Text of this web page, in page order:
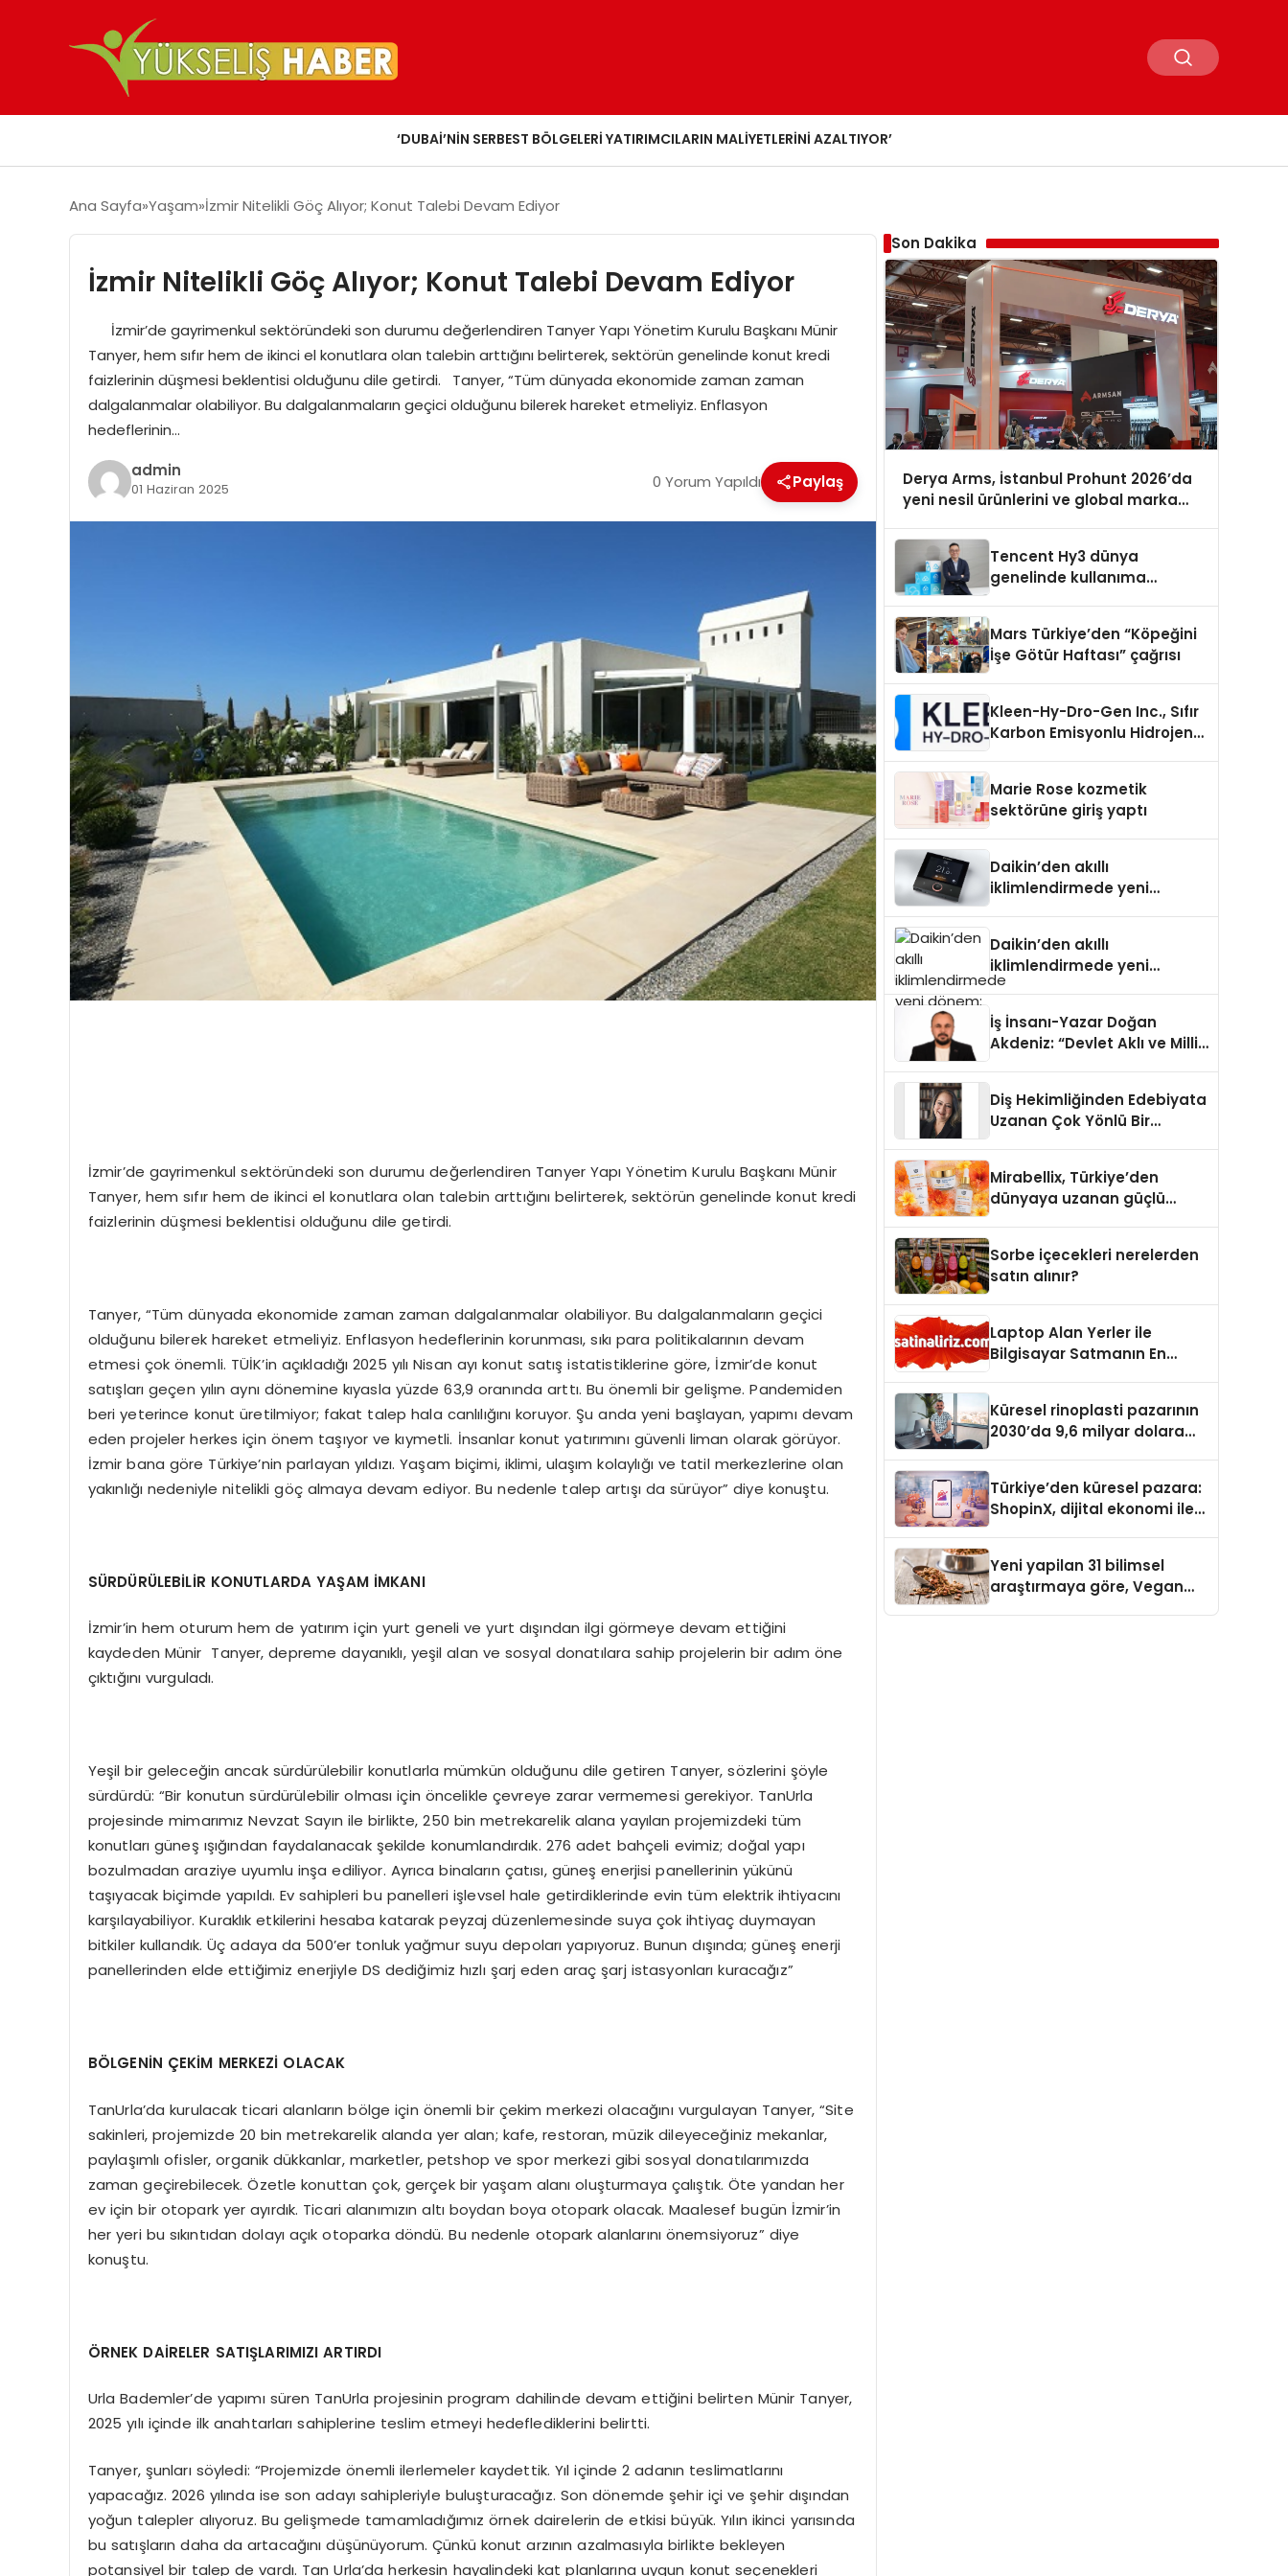
‘DUBAI’NIN SERBEST BÖLGELERI YATIRIMCILARIN MALIYETLERINI AZALTIYOR’
Ana Sayfa Yaşam İzmir Nitelikli Göç Alıyor; Konut Talebi Devam Ediyor
İzmir Nitelikli Göç Alıyor; Konut Talebi Devam Ediyor
İzmir’de gayrimenkul sektöründeki son durumu değerlendiren Tanyer Yapı Yönetim Kurulu Başkanı Münir
Tanyer, hem sıfır hem de ikinci el konutlara olan talebin arttığını belirterek, sektörün genelinde konut kredi
faizlerinin düşmesi beklentisi olduğunu dile getirdi. Tanyer, “Tüm dünyada ekonomide zaman zaman
dalgalanmalar olabiliyor. Bu dalgalanmaların geçici olduğunu bilerek hareket etmeliyiz. Enflasyon
hedeflerinin…
admin
01 Haziran 2025 0 Yorum Yapıldı Paylaş
İzmir’de gayrimenkul sektöründeki son durumu değerlendiren Tanyer Yapı Yönetim Kurulu Başkanı Münir
Tanyer, hem sıfır hem de ikinci el konutlara olan talebin arttığını belirterek, sektörün genelinde konut kredi
faizlerinin düşmesi beklentisi olduğunu dile getirdi.
Tanyer, “Tüm dünyada ekonomide zaman zaman dalgalanmalar olabiliyor. Bu dalgalanmaların geçici
olduğunu bilerek hareket etmeliyiz. Enflasyon hedeflerinin korunması, sıkı para politikalarının devam
etmesi çok önemli. TÜİK’in açıkladığı 2025 yılı Nisan ayı konut satış istatistiklerine göre, İzmir’de konut
satışları geçen yılın aynı dönemine kıyasla yüzde 63,9 oranında arttı. Bu önemli bir gelişme. Pandemiden
beri yeterince konut üretilmiyor; fakat talep hala canlılığını koruyor. Şu anda yeni başlayan, yapımı devam
eden projeler herkes için önem taşıyor ve kıymetli. İnsanlar konut yatırımını güvenli liman olarak görüyor.
İzmir bana göre Türkiye’nin parlayan yıldızı. Yaşam biçimi, iklimi, ulaşım kolaylığı ve tatil merkezlerine olan
yakınlığı nedeniyle nitelikli göç almaya devam ediyor. Bu nedenle talep artışı da sürüyor” diye konuştu.
SÜRDÜRÜLEBİLİR KONUTLARDA YAŞAM İMKANI
İzmir’in hem oturum hem de yatırım için yurt geneli ve yurt dışından ilgi görmeye devam ettiğini
kaydeden Münir Tanyer, depreme dayanıklı, yeşil alan ve sosyal donatılara sahip projelerin bir adım öne
çıktığını vurguladı.
Yeşil bir geleceğin ancak sürdürülebilir konutlarla mümkün olduğunu dile getiren Tanyer, sözlerini şöyle
sürdürdü: “Bir konutun sürdürülebilir olması için öncelikle çevreye zarar vermemesi gerekiyor. TanUrla
projesinde mimarımız Nevzat Sayın ile birlikte, 250 bin metrekarelik alana yayılan projemizdeki tüm
konutları güneş ışığından faydalanacak şekilde konumlandırdık. 276 adet bahçeli evimiz; doğal yapı
bozulmadan araziye uyumlu inşa ediliyor. Ayrıca binaların çatısı, güneş enerjisi panellerinin yükünü
taşıyacak biçimde yapıldı. Ev sahipleri bu panelleri işlevsel hale getirdiklerinde evin tüm elektrik ihtiyacını
karşılayabiliyor. Kuraklık etkilerini hesaba katarak peyzaj düzenlemesinde suya çok ihtiyaç duymayan
bitkiler kullandık. Üç adaya da 500’er tonluk yağmur suyu depoları yapıyoruz. Bunun dışında; güneş enerji
panellerinden elde ettiğimiz enerjiyle DS dediğimiz hızlı şarj eden araç şarj istasyonları kuracağız”
BÖLGENİN ÇEKİM MERKEZİ OLACAK
TanUrla’da kurulacak ticari alanların bölge için önemli bir çekim merkezi olacağını vurgulayan Tanyer, “Site
sakinleri, projemizde 20 bin metrekarelik alanda yer alan; kafe, restoran, müzik dileyeceğiniz mekanlar,
paylaşımlı ofisler, organik dükkanlar, marketler, petshop ve spor merkezi gibi sosyal donatılarımızda
zaman geçirebilecek. Özetle konuttan çok, gerçek bir yaşam alanı oluşturmaya çalıştık. Öte yandan her
ev için bir otopark yer ayırdık. Ticari alanımızın altı boydan boya otopark olacak. Maalesef bugün İzmir’in
her yeri bu sıkıntıdan dolayı açık otoparka döndü. Bu nedenle otopark alanlarını önemsiyoruz” diye
konuştu.
ÖRNEK DAİRELER SATIŞLARIMIZI ARTIRDI
Urla Bademler’de yapımı süren TanUrla projesinin program dahilinde devam ettiğini belirten Münir Tanyer,
2025 yılı içinde ilk anahtarları sahiplerine teslim etmeyi hedeflediklerini belirtti.
Tanyer, şunları söyledi: “Projemizde önemli ilerlemeler kaydettik. Yıl içinde 2 adanın teslimatlarını
yapacağız. 2026 yılında ise son adayı sahipleriyle buluşturacağız. Son dönemde şehir içi ve şehir dışından
yoğun talepler alıyoruz. Bu gelişmede tamamladığımız örnek dairelerin de etkisi büyük. Yılın ikinci yarısında
bu satışların daha da artacağını düşünüyorum. Çünkü konut arzının azalmasıyla birlikte bekleyen
potansiyel bir talep de vardı. Tan Urla’da herkesin hayalindeki kat planlarına uygun konut seçenekleri
Son Dakika
Derya Arms, İstanbul Prohunt 2026’da
yeni nesil ürünlerini ve global marka
Tencent Hy3 dünya
genelinde kullanıma
Mars Türkiye’den “Köpeğini
İşe Götür Haftası” çağrısı
Kleen-Hy-Dro-Gen Inc., Sıfır
Karbon Emisyonlu Hidrojen
Aldı
Marie Rose kozmetik
sektörüne giriş yaptı
Daikin’den akıllı
iklimlendirmede yeni
Daikin’den akıllı
iklimlendirmede yeni
dönem: Madoka Plus
İş İnsanı-Yazar Doğan
Akdeniz: “Devlet Aklı ve Milli
Diş Hekimliğinden Edebiyata
Uzanan Çok Yönlü Bir
Mirabellix, Türkiye’den
dünyaya uzanan güçlü
Sorbe içecekleri nerelerden
satın alınır?
Laptop Alan Yerler ile
Bilgisayar Satmanın En
Küresel rinoplasti pazarının
2030’da 9,6 milyar dolara
Türkiye’den küresel pazara:
ShopinX, dijital ekonomi ile
Yeni yapilan 31 bilimsel
araştırmaya göre, Vegan